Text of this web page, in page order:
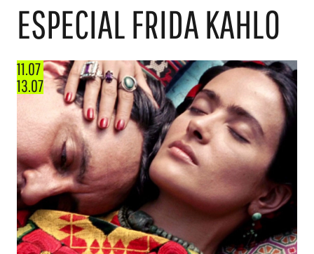
ESPECIAL FRIDA KAHLO
11.07
13.07